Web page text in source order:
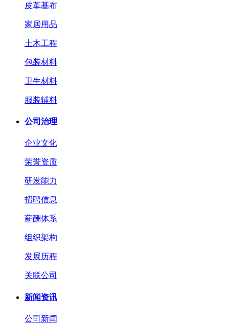
皮革基布
家居用品
土木工程
包装材料
卫生材料
服装辅料
公司治理
企业文化
荣誉资质
研发能力
招聘信息
薪酬体系
组织架构
发展历程
关联公司
新闻资讯
公司新闻